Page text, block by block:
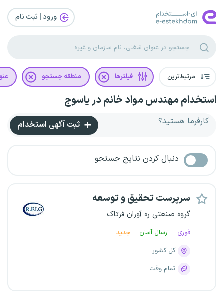
ورود | ثبت‌ نام
مرتبط‌ترین فیلترها منطقه جستجو
استخدام مهندس مواد خانم در یاسوج
کارفرما هستید؟ ثبت آگهی استخدام
دنبال کردن نتایج جستجو
سرپرست تحقیق و توسعه
گروه صنعتی ره آوران فرتاک
فوری ارسال آسان
جدید
کل کشور
تمام وقت